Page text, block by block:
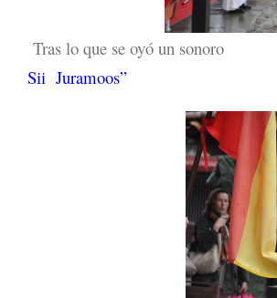
Tras lo que se oyó un sonoro
Sii Juramoos”